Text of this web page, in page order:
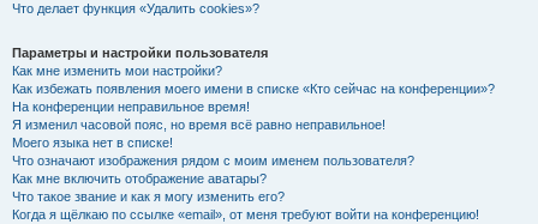
Что делает функция «Удалить cookies»?
Параметры и настройки пользователя
Как мне изменить мои настройки?
Как избежать появления моего имени в списке «Кто сейчас на конференции»?
На конференции неправильное время!
Я изменил часовой пояс, но время всё равно неправильное!
Моего языка нет в списке!
Что означают изображения рядом с моим именем пользователя?
Как мне включить отображение аватары?
Что такое звание и как я могу изменить его?
Когда я щёлкаю по ссылке «email», от меня требуют войти на конференцию!